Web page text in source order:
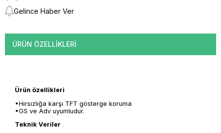
Gelince Haber Ver
ÜRÜN ÖZELLIKLERI
Ürün özellikleri
•Hırsızlığa karşı TFT gösterge koruma
•GS ve Adv uyumludur.
Teknik Veriler